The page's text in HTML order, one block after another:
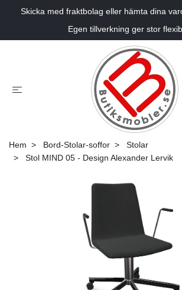
Skicka med fraktbolag eller hämta dina
Egen tillverkning ger stor
Hem Bord-Stolar-soffor
Stolar
Stol MIND 05 - Design Alexander Lervik